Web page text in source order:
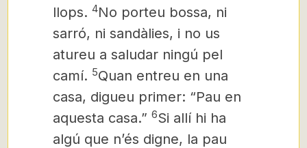
llops. 4No porteu bossa, ni
sarró, ni sandàlies, i no us
atureu a saludar ningú pel
camí. 5Quan entreu en una
casa, digueu primer: “Pau en
aquesta casa.” 6Si allí hi ha
algú que n’és digne, la pau